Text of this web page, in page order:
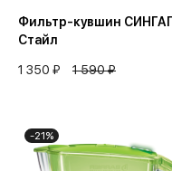
Фильтр-кувшин
Стайл
1 350 ₽ 1 590 ₽
-21%